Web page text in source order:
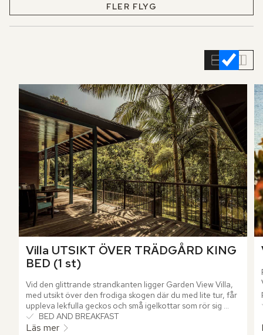
FLER FLYG
Villa UTSIKT ÖVER TRÄDGÅRD KING
BED (1 st)
Vid den glittrande strandkanten ligger Garden View Villa,
med utsikt över den frodiga skogen där du med lite tur, får
uppleva lekfulla geckos och små igelkottar som rör sig
genom grönskan. Villan bjuder på rymliga 186 m² med
privat soldäck och en inbjudande plunge pool – en perfekt
BED AND BREAKFAST
Läs mer